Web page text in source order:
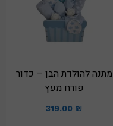
מתנה להולדת הבן – כדור
פורח מעץ
319.00 ₪